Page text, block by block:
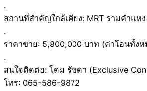
.
สถานที่สำคัญใกล้เคียง: MRT รามคำแหง
.
ราคาขาย: 5,800,000 บาท (ค่าโอนทั้ง
.
สนใจติดต่อ: โดม รัชดา (Exclusive
โทร: 065-586-9872